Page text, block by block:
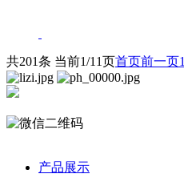
共201条 当前1/11页首页前一页1
产品展示